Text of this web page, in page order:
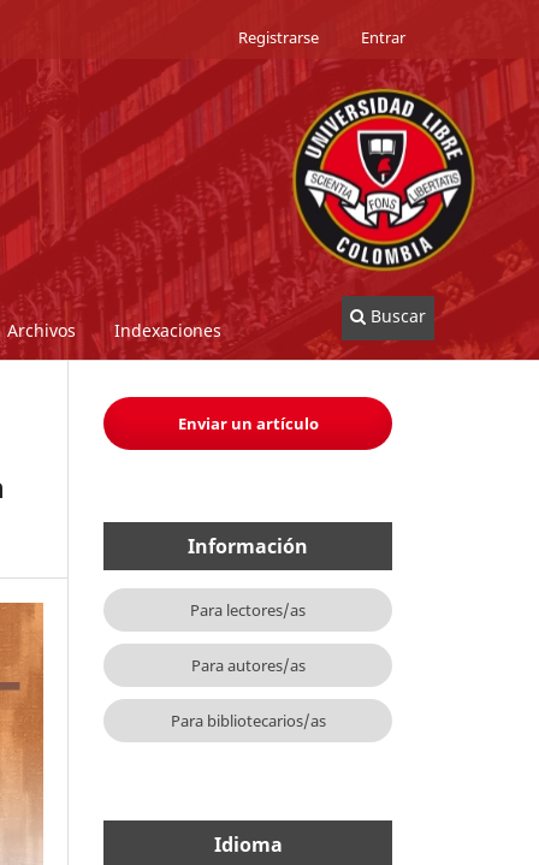
Archivos Indexaciones
Buscar
Registrarse Entrar
Enviar un artículo
Información
Para lectores/as
Para autores/as
Para bibliotecarios/as
Idioma